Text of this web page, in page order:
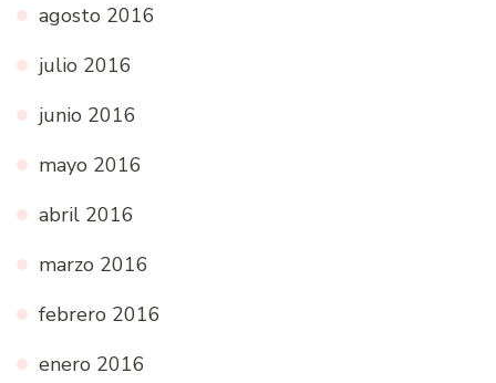
agosto 2016
julio 2016
junio 2016
mayo 2016
abril 2016
marzo 2016
febrero 2016
enero 2016